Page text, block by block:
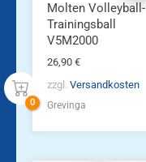
Molten Volleyball-
Trainingsball
V5M2000
26,90 €
zzgl. Versandkosten
Grevinga